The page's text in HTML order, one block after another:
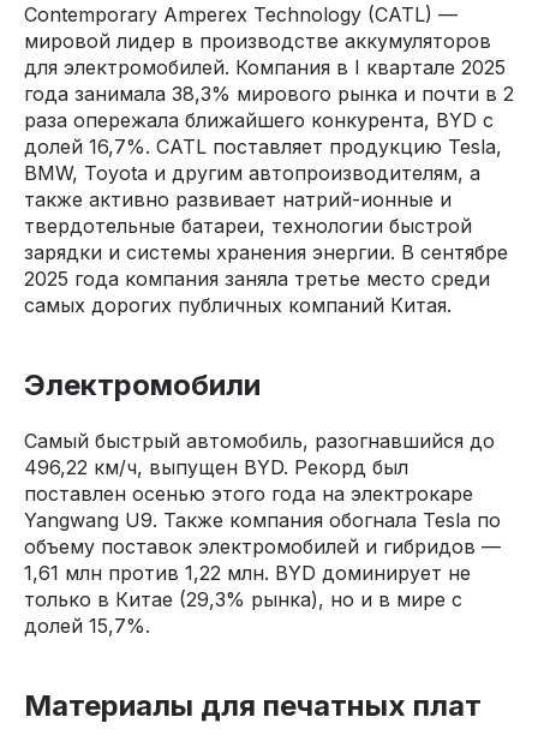
Contemporary Amperex Technology (CATL) —
мировой лидер в производстве аккумуляторов
для электромобилей. Компания в I квартале 2025
года занимала 38,3% мирового рынка и почти в 2
раза опережала ближайшего конкурента, BYD с
долей 16,7%. CATL поставляет продукцию Tesla,
BMW, Toyota и другим автопроизводителям, а
также активно развивает натрий-ионные и
твердотельные батареи, технологии быстрой
зарядки и системы хранения энергии. В сентябре
2025 года компания заняла третье место среди
самых дорогих публичных компаний Китая.
Электромобили
Самый быстрый автомобиль, разогнавшийся до
496,22 км/ч, выпущен BYD. Рекорд был
поставлен осенью этого года на электрокаре
Yangwang U9. Также компания обогнала Tesla по
объему поставок электромобилей и гибридов —
1,61 млн против 1,22 млн. BYD доминирует не
только в Китае (29,3% рынка), но и в мире с
долей 15,7%.
Материалы для печатных плат